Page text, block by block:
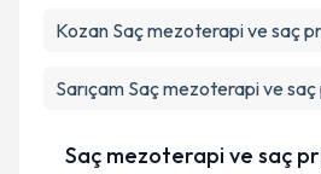
Kozan Saç mezoterapi ve saç
Sarıçam Saç mezoterapi ve saç
Saç mezoterapi ve saç